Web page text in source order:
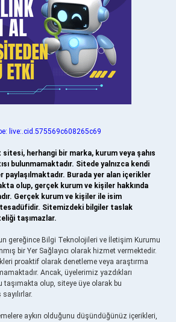
live:.cid.575569c608265c69
herhangi bir marka, kurum veya şahıs
bulunmamaktadır. Sitede yalnızca kendi
paylaşılmaktadır. Burada yer alan içerikler
olup, gerçek kurum ve kişiler hakkında
Gerçek kurum ve kişiler ile isim
Sitemizdeki bilgiler taslak
taşımazlar.
gereğince Bilgi Teknolojileri ve İletişim Kurumu
bir Yer Sağlayıcı olarak hizmet vermektedir.
proaktif olarak denetleme veya araştırma
Ancak, üyelerimiz yazdıkları
olup, siteye üye olarak bu
aykırı olduğunu düşündüğünüz içerikleri,